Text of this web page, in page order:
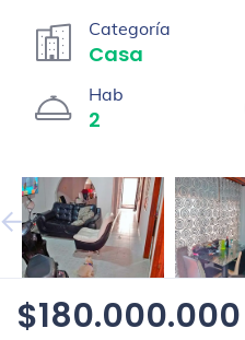
Categoría
Casa
Hab
2
$180.000.000